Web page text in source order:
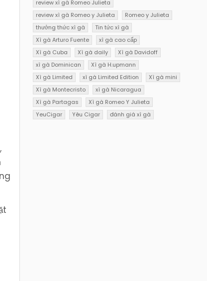
review xì gà Romeo Julieta
review xì gà Romeo y Julieta
Romeo y Julieta
thưởng thức xì gà
Tin tức xì gà
Xì gà Arturo Fuente
xì gà cao cấp
Xì gà Cuba
Xì gà daily
Xì gà Davidoff
xì gà Dominican
Xì gà H.upmann
Xì gà Limited
xì gà Limited Edition
Xì gà mini
Xì gà Montecristo
xì gà Nicaragua
Xì gà Partagas
Xì gà Romeo Y Julieta
YeuCigar
Yêu Cigar đánh giá xì gà